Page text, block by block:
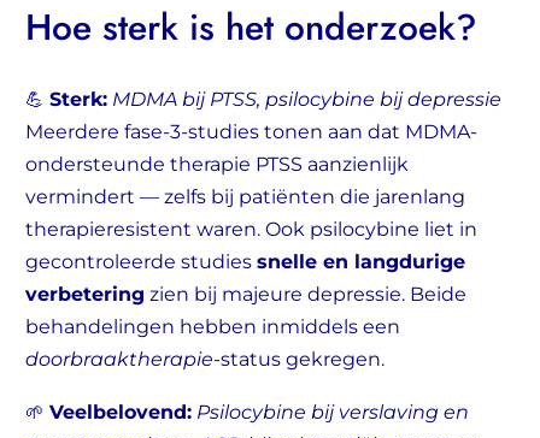
Hoe sterk is het onderzoek?
💪 Sterk: MDMA bij PTSS, psilocybine bij depressie
Meerdere fase-3-studies tonen aan dat MDMA-
ondersteunde therapie PTSS aanzienlijk
vermindert — zelfs bij patiënten die jarenlang
therapieresistent waren. Ook psilocybine liet in
gecontroleerde studies snelle en langdurige
verbetering zien bij majeure depressie. Beide
behandelingen hebben inmiddels een
doorbraaktherapie-status gekregen.
🌱 Veelbelovend: Psilocybine bij verslaving en